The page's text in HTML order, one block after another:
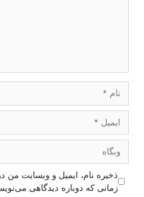
وبگاه
ذخیره نام، ایمیل و وبسایت من
زمانی که دوباره دیدگاهی